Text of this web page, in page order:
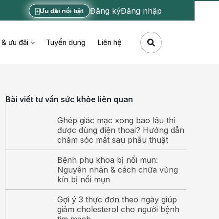
Ưu đãi nổi bật Đăng kýĐăng nhập
ưu đãi Tuyển dụng Liên hệ
Bài viết tư vấn sức khỏe liên quan
Ghép giác mạc xong bao lâu thì
được dùng điện thoại? Hướng dẫn
chăm sóc mắt sau phẫu thuật
Bệnh phụ khoa bị nổi mụn:
Nguyên nhân & cách chữa vùng
kín bị nổi mụn
Gợi ý 3 thực đơn theo ngày giúp
giảm cholesterol cho người bệnh